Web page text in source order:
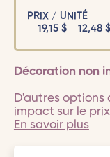
PRIX / UNITÉ
19,15$ 12,48 $
Décoration non
D'autres options
impact sur le
En savoir plus